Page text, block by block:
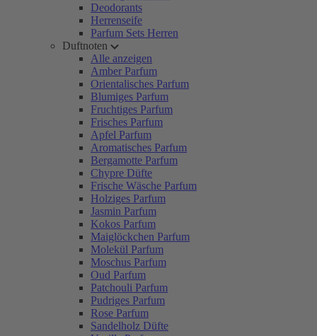
Deodorants
Herrenseife
Parfum Sets Herren
Duftnoten
Alle anzeigen
Amber Parfum
Orientalisches Parfum
Blumiges Parfum
Fruchtiges Parfum
Frisches Parfum
Apfel Parfum
Aromatisches Parfum
Bergamotte Parfum
Chypre Düfte
Frische Wäsche Parfum
Holziges Parfum
Jasmin Parfum
Kokos Parfum
Maiglöckchen Parfum
Molekül Parfum
Moschus Parfum
Oud Parfum
Patchouli Parfum
Pudriges Parfum
Rose Parfum
Sandelholz Düfte